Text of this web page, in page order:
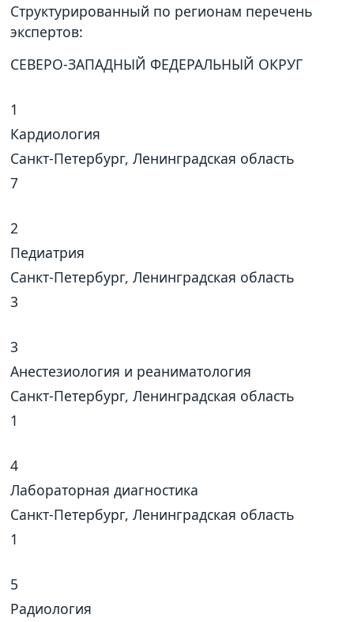
Структурированный по регионам перечень
экспертов:
СЕВЕРО-ЗАПАДНЫЙ ФЕДЕРАЛЬНЫЙ ОКРУГ
1
Кардиология
Санкт-Петербург, Ленинградская область
7
2
Педиатрия
Санкт-Петербург, Ленинградская область
3
3
Анестезиология и реаниматология
Санкт-Петербург, Ленинградская область
1
4
Лабораторная диагностика
Санкт-Петербург, Ленинградская область
1
5
Радиология